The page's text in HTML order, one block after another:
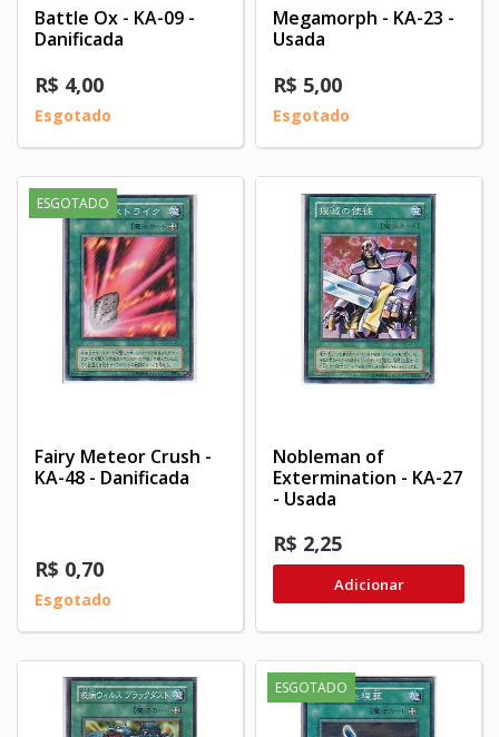
Battle Ox - KA-09 -
Danificada
R$ 4,00
Esgotado
Megamorph - KA-23 -
Usada
R$ 5,00
Esgotado
ESGOTADO
Fairy Meteor Crush -
KA-48 - Danificada
R$ 0,70
Esgotado
Nobleman of
Extermination - KA-27
- Usada
R$ 2,25
Adicionar
ESGOTADO